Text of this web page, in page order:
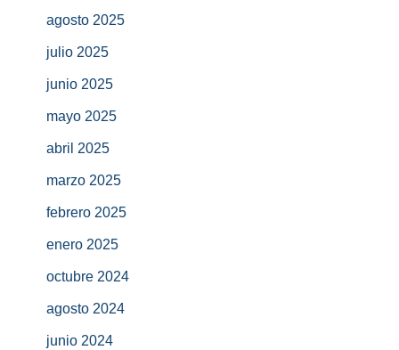
agosto 2025
julio 2025
junio 2025
mayo 2025
abril 2025
marzo 2025
febrero 2025
enero 2025
octubre 2024
agosto 2024
junio 2024